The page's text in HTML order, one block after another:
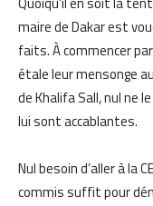
maire de Dakar est
faits. À commencer
étale leur mensonge
de Khalifa Sall, nul ne
lui sont accablantes.
Nul besoin d’aller à la
commis suffit pour